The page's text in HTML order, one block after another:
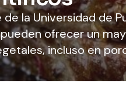
la Universidad de
ofrecer un
incluso en